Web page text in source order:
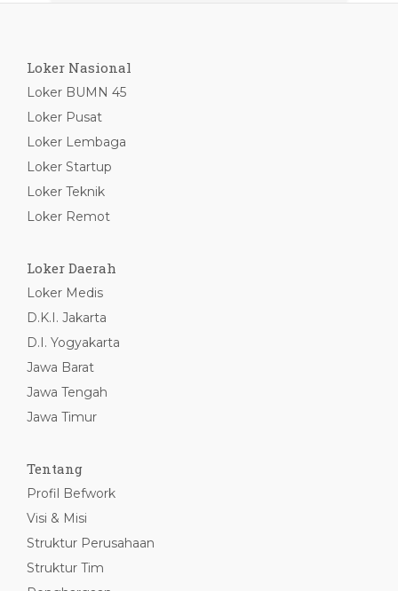
Loker Nasional
Loker BUMN 45
Loker Pusat
Loker Lembaga
Loker Startup
Loker Teknik
Loker Remot
Loker Daerah
Loker Medis
D.K.I. Jakarta
D.I. Yogyakarta
Jawa Barat
Jawa Tengah
Jawa Timur
Tentang
Profil Befwork
Visi & Misi
Struktur Perusahaan
Struktur Tim